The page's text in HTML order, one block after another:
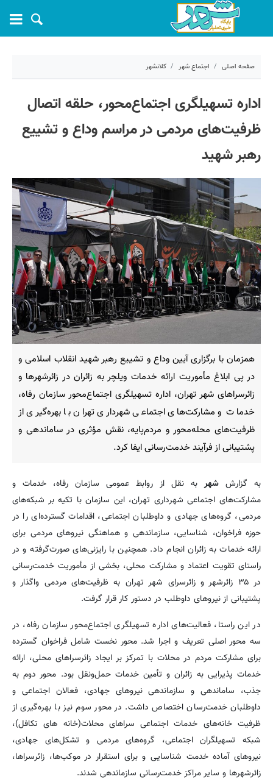
صفحه اصلی اجتماع شهر کلانشهر
کد مطلب: 83084
اداره تسهیلگری اجتماع‌محور، حلقه اتصال
ظرفیت‌های مردمی در مراسم وداع و تشییع
رهبر شهید
همزمان با برگزاری آیین وداع و تشییع رهبر شهید انقلاب اسلامی و
در پی ابلاغ مأموریت ارائه خدمات ویلچر به زائران در زائرشهرها و
زائرسراهای شهر تهران، اداره تسهیلگری اجتماع‌محور سازمان رفاه،
خدمات و مشارکت‌های اجتماعی شهرداری تهران با بهره‌گیری از
ظرفیت‌های محله‌محور و مردم‌پایه، نقش مؤثری در ساماندهی و
پشتیبانی از فرآیند خدمت‌رسانی ایفا کرد.
به گزارششهربه نقل از روابط عمومی سازمان رفاه، خدمات و
مشارکت‌های اجتماعی شهرداری تهران، این سازمان با تکیه بر شبکه‌های
مردمی، گروه‌های جهادی و داوطلبان اجتماعی، اقدامات گسترده‌ای را در
حوزه فراخوان، شناسایی، سازماندهی و هماهنگی نیروهای مردمی برای
ارائه خدمات به زائران انجام داد. همچنین با رایزنی‌های صورت‌گرفته و در
راستای تقویت اعتماد و مشارکت محلی، بخشی از مأموریت خدمت‌رسانی
در ۳۵ زائرشهر و زائرسرای شهر تهران به ظرفیت‌های مردمی واگذار و
پشتیبانی از نیروهای داوطلب در دستور کار قرار گرفت.
در این راستا، فعالیت‌های اداره تسهیلگری اجتماع‌محور سازمان رفاه، در
سه محور اصلی تعریف و اجرا شد. محور نخست شامل فراخوان گسترده
برای مشارکت مردم در محلات با تمرکز بر ایجاد زائرسراهای محلی، ارائه
خدمات پذیرایی به زائران و تأمین خدمات حمل‌ونقل بود. محور دوم به
جذب، ساماندهی و سازماندهی نیروهای جهادی، فعالان اجتماعی و
داوطلبان خدمت‌رسان اختصاص داشت. در محور سوم نیز با بهره‌گیری از
ظرفیت خانه‌های خدمات اجتماعی سراهای محلات(خانه های تکافل)،
شبکه تسهیلگران اجتماعی، گروه‌های مردمی و تشکل‌های جهادی،
نیروهای آماده خدمت شناسایی و برای استقرار در موکب‌ها، زائرسراها،
زائرشهرها و سایر مراکز خدمت‌رسانی سازماندهی شدند.